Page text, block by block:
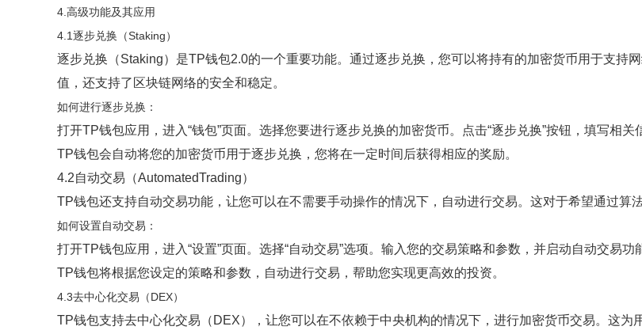
4.高级功能及其应用
4.1逐步兑换（Staking）
逐步兑换（Staking）是TP钱包2.0的一个重要功能。通过逐步兑换，您可以将持有的加密货币用于支持
值，还支持了区块链网络的安全和稳定。
如何进行逐步兑换：
打开TP钱包应用，进入“钱包”页面。选择您要进行逐步兑换的加密货币。点击“逐步兑换”按钮，填写相关
TP钱包会自动将您的加密货币用于逐步兑换，您将在一定时间后获得相应的奖励。
4.2自动交易（AutomatedTrading）
TP钱包还支持自动交易功能，让您可以在不需要手动操作的情况下，自动进行交易。这对于希望通过算
如何设置自动交易：
打开TP钱包应用，进入“设置”页面。选择“自动交易”选项。输入您的交易策略和参数，并启动自动交易功
TP钱包将根据您设定的策略和参数，自动进行交易，帮助您实现更高效的投资。
4.3去中心化交易（DEX）
TP钱包支持去中心化交易（DEX），让您可以在不依赖于中央机构的情况下，进行加密货币交易。这为